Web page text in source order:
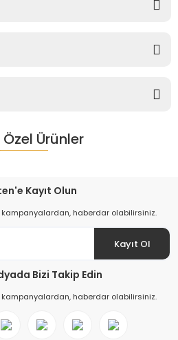
Ürünler
Kayıt Olun
kampanyalardan, haberdar olabilirsiniz.
Kayıt Ol
Bizi Takip Edin
kampanyalardan, haberdar olabilirsiniz.